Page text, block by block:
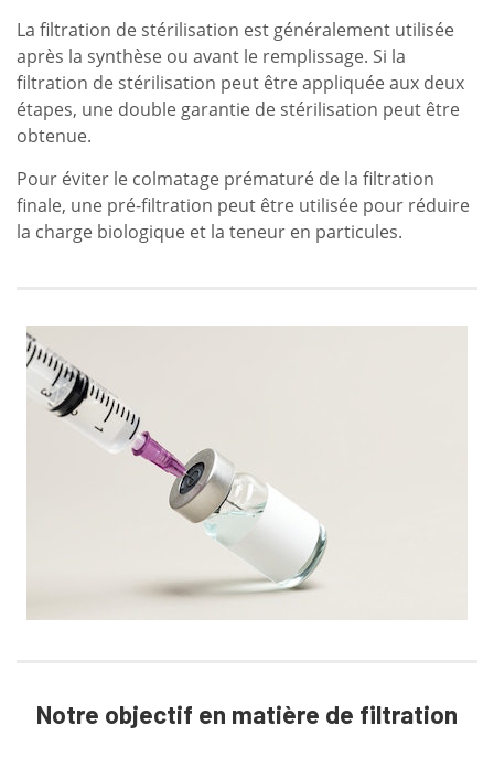
La filtration de stérilisation est généralement utilisée
après la synthèse ou avant le remplissage. Si la
filtration de stérilisation peut être appliquée aux deux
étapes, une double garantie de stérilisation peut être
obtenue.
Pour éviter le colmatage prématuré de la filtration
finale, une pré-filtration peut être utilisée pour réduire
la charge biologique et la teneur en particules.
Notre objectif en matière de filtration